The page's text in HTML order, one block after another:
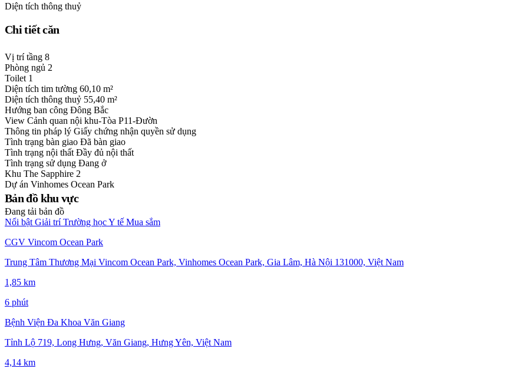
Diện tích thông thuỷ
Chi tiết căn
Vị trí tầng 8
Phòng ngủ 2
Toilet 1
Diện tích tim tường 60,10 m²
Diện tích thông thuỷ 55,40 m²
Hướng ban công Đông Bắc
View Cảnh quan nội khu-Tòa P11-Đườn
Thông tin pháp lý Giấy chứng nhận quyền sử dụng
Tình trạng bàn giao Đã bàn giao
Tình trạng nội thất Đầy đủ nội thất
Tình trạng sử dụng Đang ở
Khu The Sapphire 2
Dự án Vinhomes Ocean Park
Bản đồ khu vực
Đang tải bản đồ
Nổi bật Giải trí Trường họcY tế Mua sắm
CGV Vincom Ocean Park
Trung Tâm Thương Mại Vincom Ocean Park, Vinhomes Ocean Park, Gia Lâm, Hà Nội 131000, Việt Nam
1,85 km
6 phút
Bệnh Viện Đa Khoa Văn Giang
Tỉnh Lộ 719, Long Hưng, Văn Giang, Hưng Yên, Việt Nam
4,14 km